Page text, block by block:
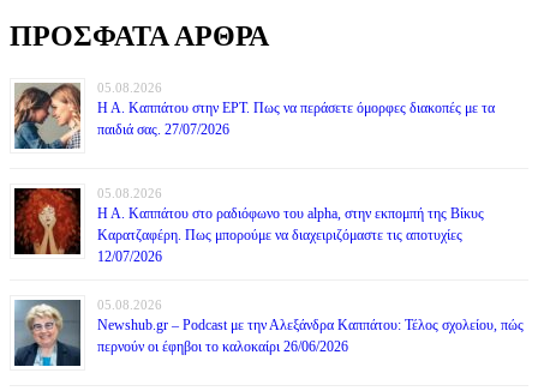
ΠΡΟΣΦΑΤΑ ΑΡΘΡΑ
05.08.2026
Η Α. Καππάτου στην ΕΡΤ. Πως να περάσετε όμορφες διακοπές με τα
παιδιά σας. 27/07/2026
05.08.2026
Η Α. Καππάτου στο ραδιόφωνο του alpha, στην εκπομπή της Βίκυς
Καρατζαφέρη. Πως μπορούμε να διαχειριζόμαστε τις αποτυχίες
12/07/2026
05.08.2026
Newshub.gr – Podcast με την Αλεξάνδρα Καππάτου: Τέλος σχολείου, πώς
περνούν οι έφηβοι το καλοκαίρι 26/06/2026